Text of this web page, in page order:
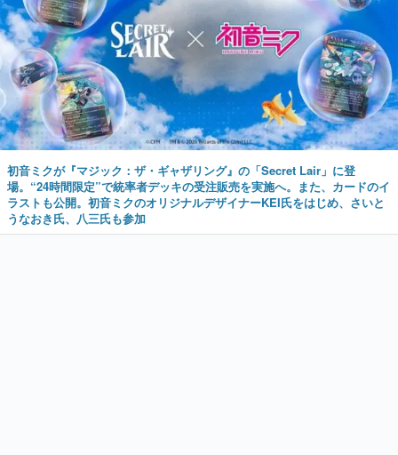
初音ミクが『マジック：ザ・ギャザリング』の「Secret Lair」に登
場。“24時間限定”で統率者デッキの受注販売を実施へ。また、カードのイ
ラストも公開。初音ミクのオリジナルデザイナーKEI氏をはじめ、さいと
うなおき氏、八三氏も参加